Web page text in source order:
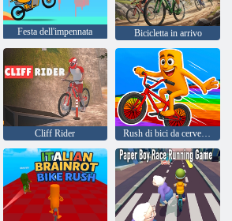
Festa dell'impennata Bicicletta in arrivo
Cliff Rider Rush di bici da cervello italiano